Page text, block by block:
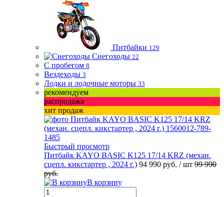
Питбайки 129
Снегоходы 22
С пробегом 8
Вездеходы 3
Лодки и лодочные моторы 33
рекомендуем
распродажа
хит продаж
Быстрый просмотр
Питбайк KAYO BASIC K125 17/14 KRZ (механ.
сцепл. кикстартер , 2024 г.) 94 990 руб. / шт 99 990
руб.
В корзину